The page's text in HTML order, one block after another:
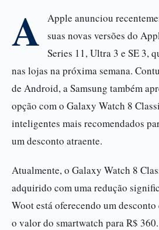
A
Apple anunciou
suas novas versões do
Series 11, Ultra 3 e SE 3,
nas lojas na próxima semana.
de Android, a Samsung também
opção com o Galaxy Watch 8
inteligentes mais recomendados
um desconto atraente.
Atualmente, o Galaxy Watch 8
adquirido com uma redução
Woot está oferecendo um
o valor do smartwatch para R$